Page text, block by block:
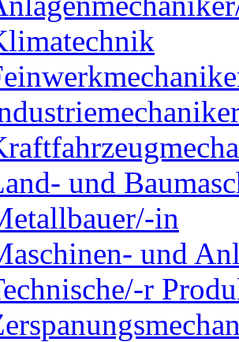
und
in
und
r